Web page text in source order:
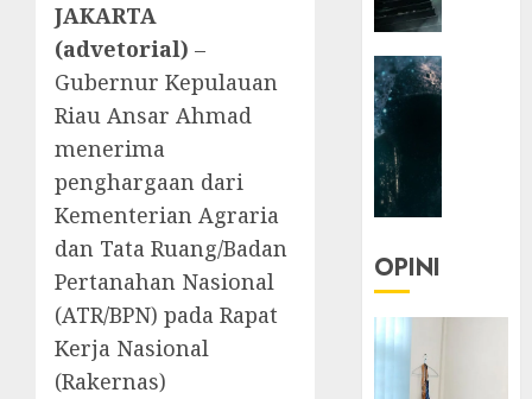
JAKARTA
(advetorial) –
Gubernur Kepulauan
Riau Ansar Ahmad
menerima
penghargaan dari
Kementerian Agraria
dan Tata Ruang/Badan
Pertanahan Nasional
(ATR/BPN) pada Rapat
Kerja Nasional
(Rakernas)
OPINI